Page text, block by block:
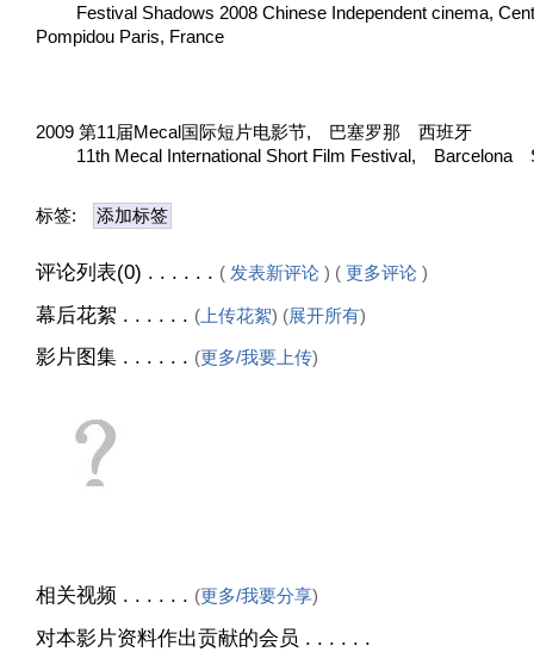
Festival Shadows 2008 Chinese Independent cinema,
Pompidou Paris, France
2009 第11届Mecal国际短片电影节, 巴塞罗那 西班牙
11th Mecal International Short Film Festival, Barcelona
标签: 添加标签
评论列表(0) . . . . . . ( 发表新评论 ) ( 更多评论 )
幕后花絮 . . . . . . ( 上传花絮) (展开所有)
影片图集 . . . . . . (更多/我要上传)
相关视频 . . . . . . (更多/我要分享)
对本影片资料作出贡献的会员 . . . . . .